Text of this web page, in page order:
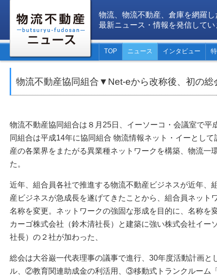
物流、物流不動産、倉庫を網羅し
最新ニュース・情報を発信してい
TOP ニュース インタビュー
物流不動産協同組合▼Net-eから改称後、初の
物流不動産協同組合は８月25日、イーソーコ・会議室で平
同組合は平成14年に協同組合 物流情報ネット・イーとし
産の各業界をまたがる異業種ネットワークを構築、物流一
た。
近年、組合員各社で推進する物流不動産ビジネスが近年、
産ビジネスが急成長を遂げてきたことから、組合員ネット
名称を変更。ネットワークの強固な形成を目的に、名称を
カーゴ株式会社（鈴木清社長）と建築に強い株式会社イー
社長）の２社が加わった、
総会は大谷巌一代表理事の議事で進行、30年度活動計画
ル、②教育関連助成金の利活用、③移動式トランクルーム